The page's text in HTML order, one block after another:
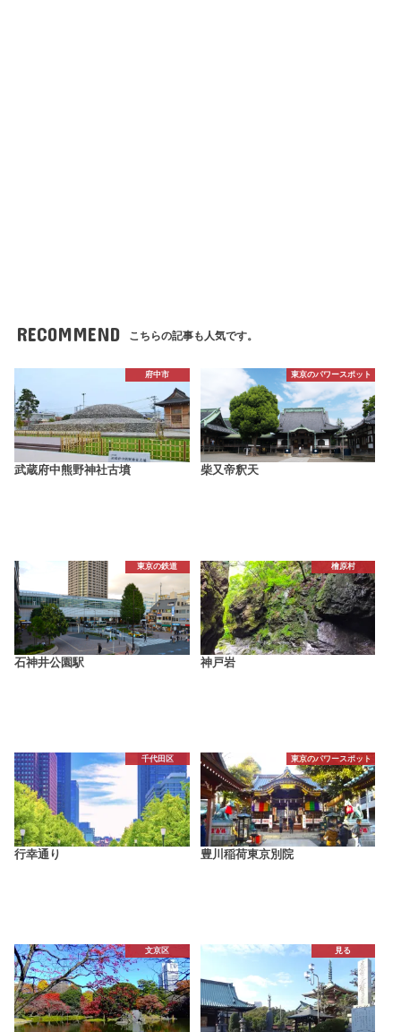
RECOMMEND こちらの記事も人気です。
府中市
武蔵府中熊野神社古墳
東京のパワースポット
柴又帝釈天
東京の鉄道
石神井公園駅
檜原村
神戸岩
千代田区
行幸通り
東京のパワースポット
豊川稲荷東京別院
文京区 見る